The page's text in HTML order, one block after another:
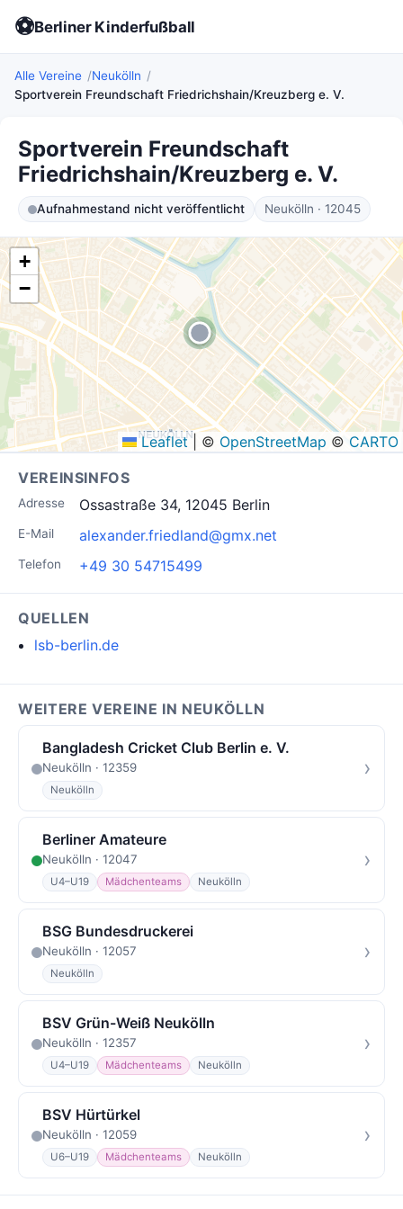
⚽Berliner Kinderfußball
Alle Vereine
Neukölln
Sportverein Freundschaft Friedrichshain/Kreuzberg e. V.
Sportverein Freundschaft
Friedrichshain/Kreuzberg e. V.
Aufnahmestand nicht veröffentlicht Neukölln · 12045
+
−
Leaflet © OpenStreetMap © CARTO
VEREINSINFOS
Adresse Ossastraße 34, 12045 Berlin
E-Mail alexander.friedland@gmx.net
Telefon +49 30 54715499
QUELLEN
lsb-berlin.de
WEITERE VEREINE IN NEUKÖLLN
Bangladesh Cricket Club Berlin e. V.
Neukölln · 12359
Neukölln
›
Berliner Amateure
Neukölln · 12047
U4–U19 Mädchenteams Neukölln
›
BSG Bundesdruckerei
Neukölln · 12057
Neukölln
›
BSV Grün-Weiß Neukölln
Neukölln · 12357
U4–U19 Mädchenteams Neukölln
›
BSV Hürtürkel
Neukölln · 12059
U6–U19 Mädchenteams Neukölln
›